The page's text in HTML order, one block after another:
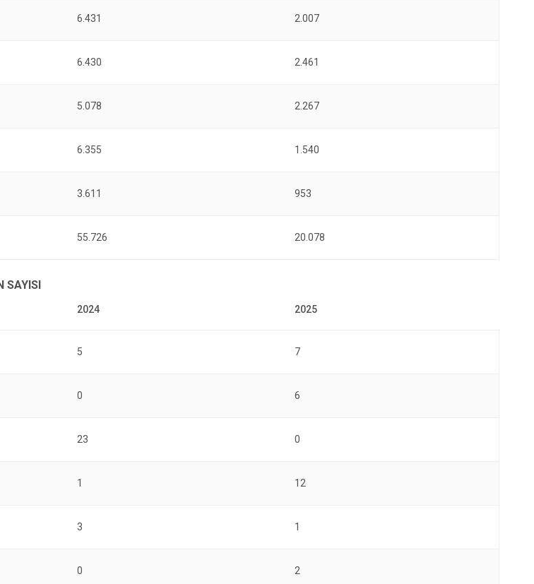
6.431 2.007
6.430 2.461
5.078 2.267
6.355 1.540
3.611 953
55.726 20.078
SAYISI
5 7
0 6
23 0
1 12
3 1
0 2